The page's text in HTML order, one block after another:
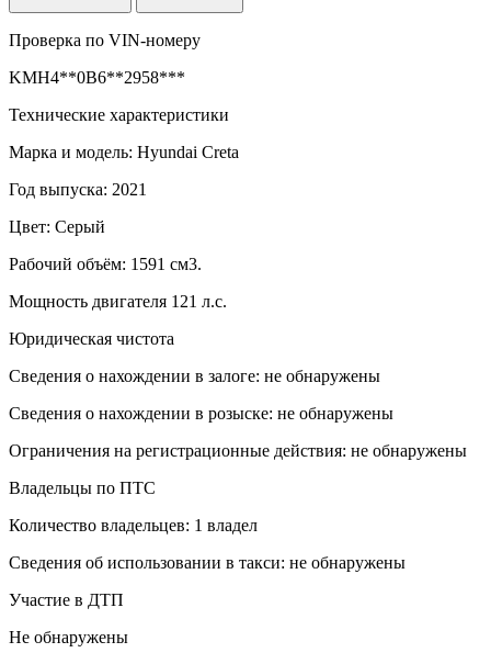
Проверка по VIN-номеру
KMH4**0B6**2958***
Технические характеристики
Марка и модель: Hyundai Creta
Год выпуска: 2021
Цвет: Серый
Рабочий объём: 1591 см3.
Мощность двигателя 121 л.с.
Юридическая чистота
Сведения о нахождении в залоге: не обнаружены
Сведения о нахождении в розыске: не обнаружены
Ограничения на регистрационные действия: не обнаружены
Владельцы по ПТС
Количество владельцев: 1 владел
Сведения об использовании в такси: не обнаружены
Участие в ДТП
Не обнаружены